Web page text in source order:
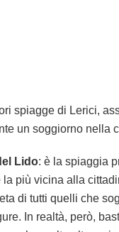
spiagge di Lerici,
un soggiorno nella
Lido: è la spiaggia
la più vicina alla
di tutti quelli che
In realtà, però,